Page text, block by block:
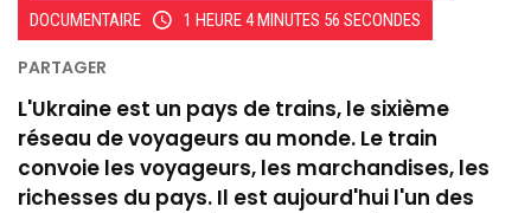
DOCUMENTAIRE 1 HEURE 4 MINUTES 56 SECONDES
L'Ukraine est un pays de trains, le sixième
réseau de voyageurs au monde. Le train
convoie les voyageurs, les marchandises, les
richesses du pays. Il est aujourd'hui l'un des